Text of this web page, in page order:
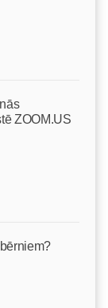
ZOOM.US